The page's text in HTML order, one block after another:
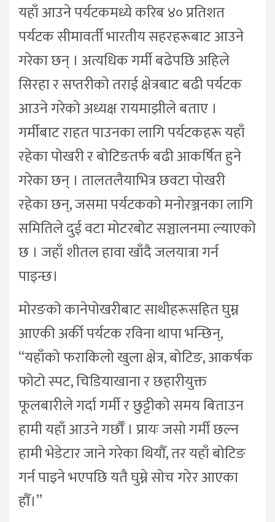
यहाँ आउने पर्यटकमध्ये करिब ४० प्रतिशत
पर्यटक सीमावर्ती भारतीय सहरहरूबाट आउने
गरेका छन् । अत्यधिक गर्मी बढेपछि अहिले
सिरहा र सप्तरीको तराई क्षेत्रबाट बढी पर्यटक
आउने गरेको अध्यक्ष रायमाझीले बताए ।
गर्मीबाट राहत पाउनका लागि पर्यटकहरू यहाँ
रहेका पोखरी र बोटिङतर्फ बढी आकर्षित हुने
गरेका छन् । तालतलैयाभित्र छवटा पोखरी
रहेका छन्, जसमा पर्यटकको मनोरञ्जनका लागि
समितिले दुई वटा मोटरबोट सञ्चालनमा ल्याएको
छ । जहाँ शीतल हावा खाँदै जलयात्रा गर्न
पाइन्छ।
मोरङको कानेपोखरीबाट साथीहरूसहित घुम्न
आएकी अर्की पर्यटक रविना थापा भन्छिन्,
“यहाँको फराकिलो खुला क्षेत्र, बोटिङ, आकर्षक
फोटो स्पट, चिडियाखाना र छहारीयुक्त
फूलबारीले गर्दा गर्मी र छुट्टीको समय बिताउन
हामी यहाँ आउने गर्छौँ । प्रायः जसो गर्मी छल्न
हामी भेडेटार जाने गरेका थियौँ, तर यहाँ बोटिङ
गर्न पाइने भएपछि यतै घुम्ने सोच गरेर आएका
हौँ।”